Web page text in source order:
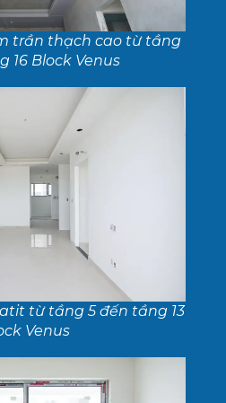
trần thạch cao từ tầng
16 Block Venus
từ tầng 5 đến tầng 13
Venus